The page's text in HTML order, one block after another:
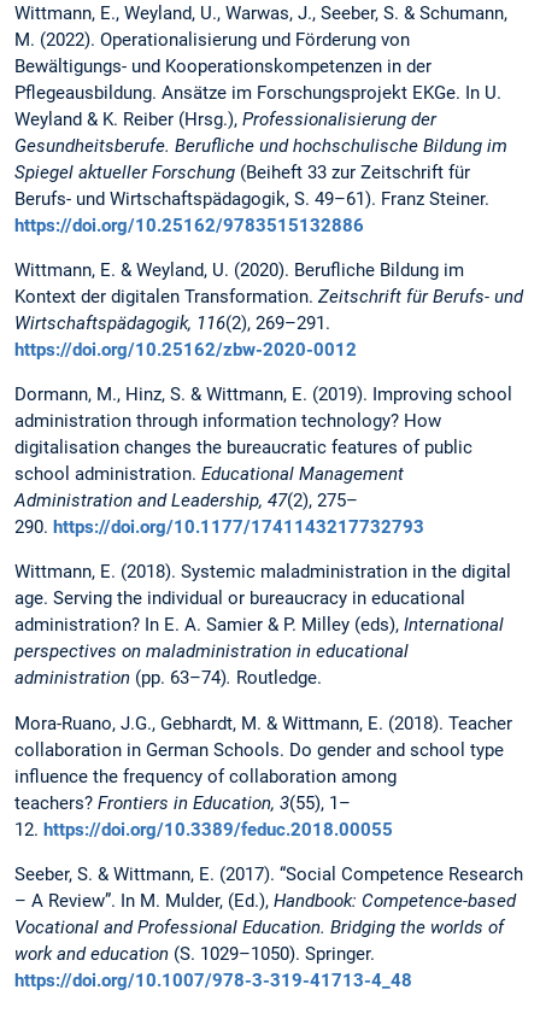
Wittmann, E., Weyland, U., Warwas, J., Seeber, S. & Schumann,
M. (2022). Operationalisierung und Förderung von
Bewältigungs- und Kooperationskompetenzen in der
Pflegeausbildung. Ansätze im Forschungsprojekt EKGe. In U.
Weyland & K. Reiber (Hrsg.), Professionalisierung der
Gesundheitsberufe. Berufliche und hochschulische Bildung im
Spiegel aktueller Forschung (Beiheft 33 zur Zeitschrift für
Berufs- und Wirtschaftspädagogik, S. 49–61). Franz Steiner.
https://doi.org/10.25162/9783515132886
Wittmann, E. & Weyland, U. (2020). Berufliche Bildung im
Kontext der digitalen Transformation. Zeitschrift für Berufs- und
Wirtschaftspädagogik, 116(2), 269–291.
https://doi.org/10.25162/zbw-2020-0012
Dormann, M., Hinz, S. & Wittmann, E. (2019). Improving school
administration through information technology? How
digitalisation changes the bureaucratic features of public
school administration. Educational Management
Administration and Leadership, 47(2), 275–
290. https://doi.org/10.1177/1741143217732793
Wittmann, E. (2018). Systemic maladministration in the digital
age. Serving the individual or bureaucracy in educational
administration? In E. A. Samier & P. Milley (eds), International
perspectives on maladministration in educational
administration (pp. 63–74). Routledge.
Mora-Ruano, J.G., Gebhardt, M. & Wittmann, E. (2018). Teacher
collaboration in German Schools. Do gender and school type
influence the frequency of collaboration among
teachers? Frontiers in Education, 3(55), 1–
12. https://doi.org/10.3389/feduc.2018.00055
Seeber, S. & Wittmann, E. (2017). “Social Competence Research
– A Review”. In M. Mulder, (Ed.), Handbook: Competence-based
Vocational and Professional Education. Bridging the worlds of
work and education (S. 1029–1050). Springer.
https://doi.org/10.1007/978-3-319-41713-4_48